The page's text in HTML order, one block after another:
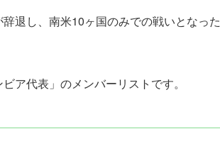
退し、南米10ヶ国のみでの戦いとなった
ビア代表」 のメンバーリストです。